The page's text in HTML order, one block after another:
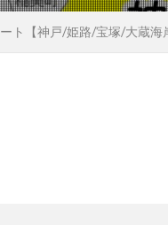
ト【神戸/姫路/宝塚/大蔵海